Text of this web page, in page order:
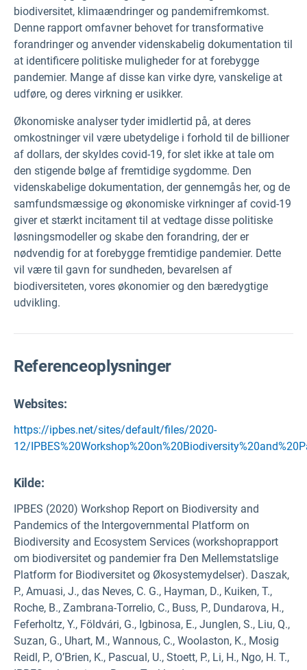
biodiversitet, klimaændringer og pandemifremkomst.
Denne rapport omfavner behovet for transformative
forandringer og anvender videnskabelig dokumentation til
at identificere politiske muligheder for at forebygge
pandemier. Mange af disse kan virke dyre, vanskelige at
udføre, og deres virkning er usikker.
Økonomiske analyser tyder imidlertid på, at deres
omkostninger vil være ubetydelige i forhold til de billioner
af dollars, der skyldes covid-19, for slet ikke at tale om
den stigende bølge af fremtidige sygdomme. Den
videnskabelige dokumentation, der gennemgås her, og de
samfundsmæssige og økonomiske virkninger af covid-19
giver et stærkt incitament til at vedtage disse politiske
løsningsmodeller og skabe den forandring, der er
nødvendig for at forebygge fremtidige pandemier. Dette
vil være til gavn for sundheden, bevarelsen af
biodiversiteten, vores økonomier og den bæredygtige
udvikling.
Referenceoplysninger
Websites:
https://ipbes.net/sites/default/files/2020-
12/
Kilde:
IPBES (2020) Workshop Report on Biodiversity and
Pandemics of the Intergovernmental Platform on
Biodiversity and Ecosystem Services (workshoprapport
om biodiversitet og pandemier fra Den Mellemstatslige
Platform for Biodiversitet og Økosystemydelser). Daszak,
P., Amuasi, J., das Neves, C. G., Hayman, D., Kuiken, T.,
Roche, B., Zambrana-Torrelio, C., Buss, P., Dundarova, H.,
Feferholtz, Y., Földvári, G., Igbinosa, E., Junglen, S., Liu, Q.,
Suzan, G., Uhart, M., Wannous, C., Woolaston, K., Mosig
Reidl, P., O’Brien, K., Pascual, U., Stoett, P., Li, H., Ngo, H. T.,